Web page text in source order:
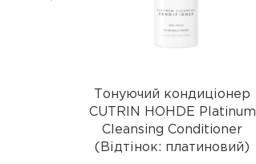
Тонуючий кондиціонер
CUTRIN HOHDE Platinum
Cleansing Conditioner
(Відтінок: платиновий)